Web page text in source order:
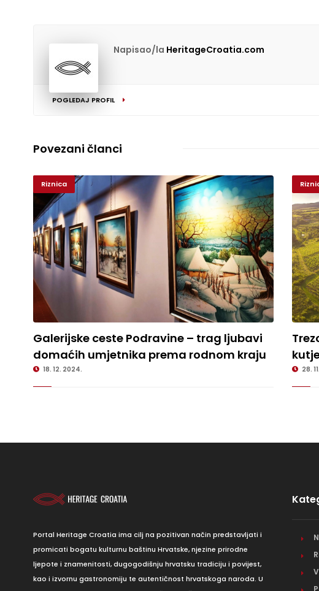
Napisao/la HeritageCroatia.com
POGLEDAJ PROFIL
Povezani članci
Riznica
Galerijske ceste Podravine – trag ljubavi domaćih umjetnika prema
rodnom kraju
Galerijske ceste Podravine – trag ljubavi
domaćih umjetnika prema rodnom kraju
18. 12. 2024. 28.
Portal Heritage Croatia ima cilj na pozitivan način predstavljati i
promicati bogatu kulturnu baštinu Hrvatske, njezine prirodne
ljepote i znamenitosti, dugogodišnju hrvatsku tradiciju i povijest,
kao i izvornu gastronomiju te autentičnost hrvatskoga naroda. U